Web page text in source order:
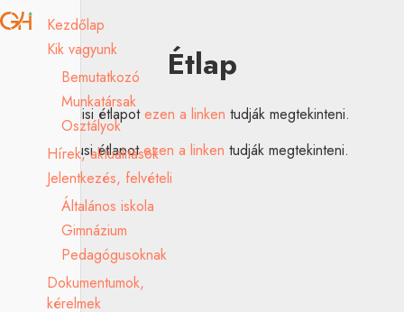
Kezdőlap
Kik vagyunk
Bemutatkozó
Munkatársak
Osztályok
Hírek, aktualitások
Jelentkezés, felvételi
Általános iskola
Gimnázium
Pedagógusoknak
Dokumentumok,
kérelmek
Étlap
A 2026. áprilisi étlapotezen a linken tudják megtekinteni.
A 2026. májusi étlapotezen a linken tudják megtekinteni.